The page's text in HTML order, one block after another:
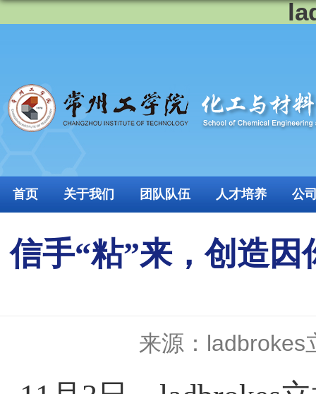
首页 关于我们 团队队伍 人才培养 公
信手“粘”来，创造
来源：ladbrokes